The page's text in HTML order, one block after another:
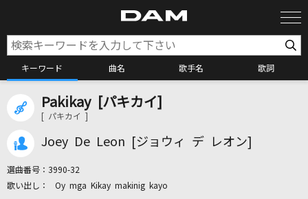
キーワード 曲名 歌手名 歌詞
カラオケ検索
カラオケ店舗検索
Pakikay [パキカイ]
[ パキカイ ]
Joey De Leon [ジョウィ デ レオン]
選曲番号： 3990-32
Oy mga Kikay makinig kayo